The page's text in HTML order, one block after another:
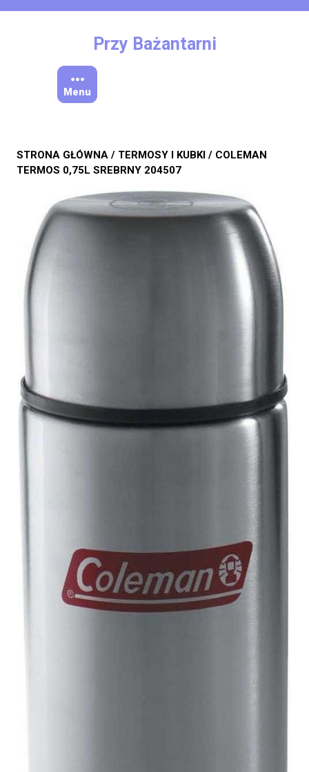
Przy Bażantarni
Menu
STRONA GŁÓWNA / TERMOSY I KUBKI / COLEMAN
TERMOS 0,75L SREBRNY 204507